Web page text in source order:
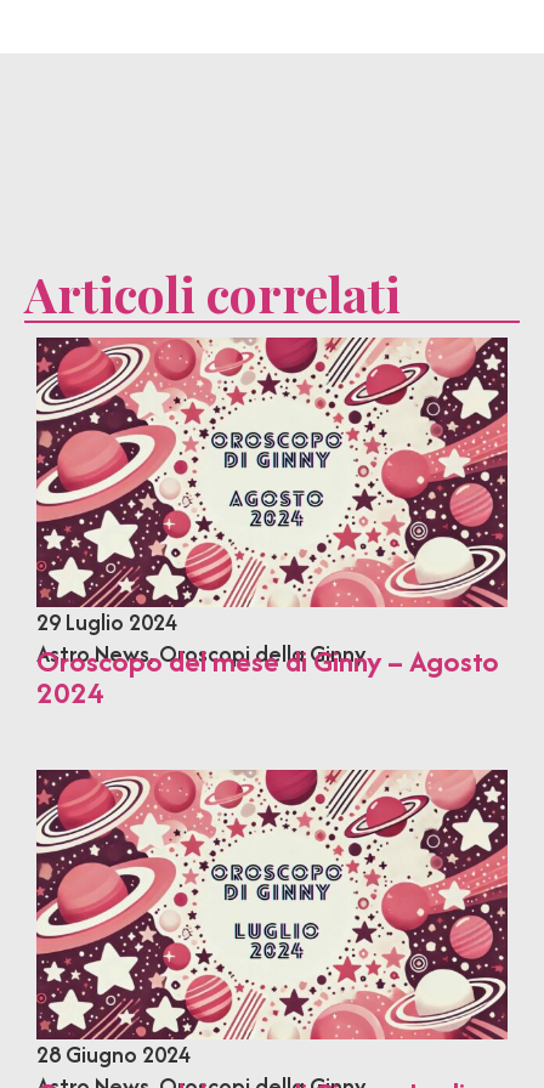
Articoli correlati
29 Luglio 2024
Astro News,Oroscopi della Ginny
Oroscopo del mese di Ginny – Agosto
2024
28 Giugno 2024